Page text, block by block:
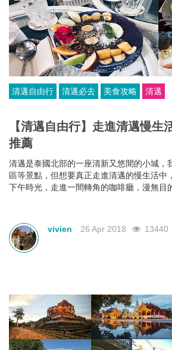
清邁自由行 清邁必去 美食攻略 清邁
【清邁自由行】走進清邁慢生
推薦
清邁是泰國北部的一座清新又悠閒的小城，
區等景點，但想要真正走進清邁的慢生活中
下午時光，走進一間轉角的咖啡廳，漫無目
vivien
26 Apr 2018 13440